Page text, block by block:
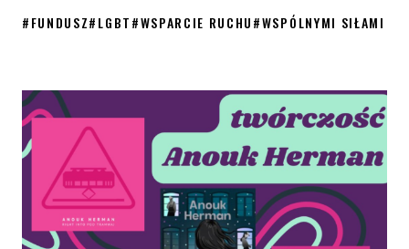
#FUNDUSZ#LGBT#WSPARCIE RUCHU#WSPÓLNYMI SIŁAMI